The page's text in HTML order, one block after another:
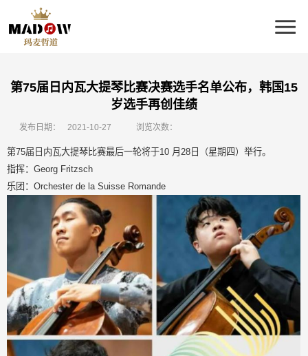
第75届日内瓦大提琴比赛决赛选手名单公布，韩国15
岁选手再创佳绩
发布日期： 2021-10-27 浏览次数：
第75届日内瓦大提琴比赛最后一轮将于10 月28日（星期四）举行。
指挥：Georg Fritzsch
乐团：Orchester de la Suisse Romande